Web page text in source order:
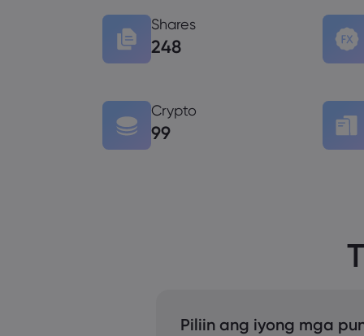
Shares
248
Crypto
99
Piliin ang iyong mga